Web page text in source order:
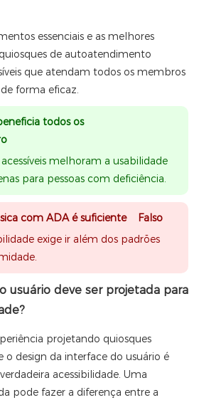
essenciais e as melhores
de autoatendimento
que atendam todos os membros
forma eficaz.
todos os
melhoram a usabilidade
para pessoas com deficiência.
com ADA é suficiente Falso
exige ir além dos padrões
usuário deve ser projetada para
projetando quiosques
o design da interface do usuário é
acessibilidade. Uma
pode fazer a diferença entre a